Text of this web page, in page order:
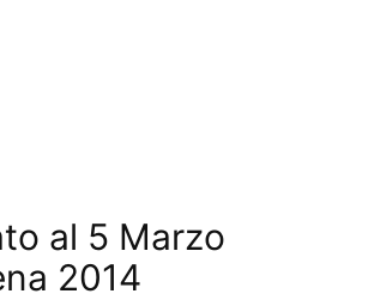
al 5 Marzo
2014